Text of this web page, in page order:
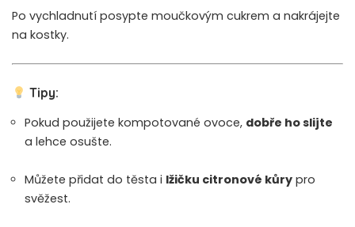
Po vychladnutí posypte moučkovým cukrem a nakrájejte
na kostky.
Tipy:
Pokud použijete kompotované ovoce, dobře ho slijte
a lehce osušte.
Můžete přidat do těsta i lžičku citronové kůry pro
svěžest.